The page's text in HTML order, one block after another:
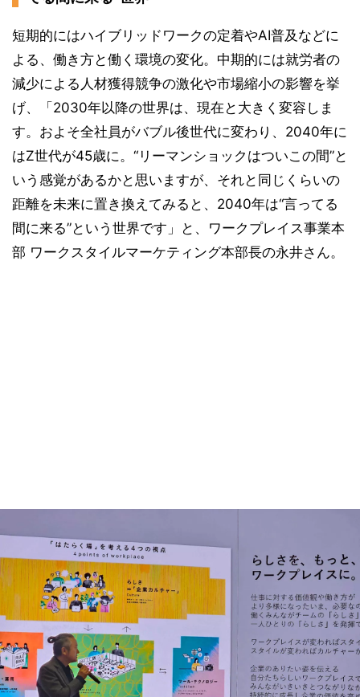
短期的にはハイブリッドワークの定着やAI普及などに
よる、働き方と働く環境の変化。中期的には就労者の
減少による人材獲得競争の激化や市場縮小の影響を挙
げ、「2030年以降の世界は、現在と大きく変容しま
す。およそ全社員がバブル後世代に変わり、2040年に
はZ世代が45歳に。“リーマンショックはついこの間”と
いう感覚があるかと思いますが、それと同じくらいの
距離を未来に置き換えてみると、2040年は“言ってる
間に来る”という世界です」と、ワークプレイス事業本
部 ワークスタイルマーケティング本部長の永井さん。